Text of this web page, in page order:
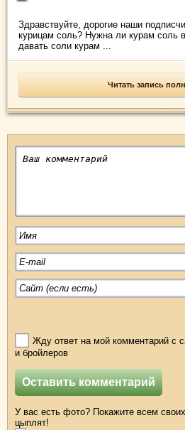
Здравствуйте, дорогие наши
курицам соль? Нужна ли курам соль
давать соли курам ...
Читать запись
Жду ответ на мой комментарий с
и бройлеров
У вас есть фото? Покажите всем
цыплят!